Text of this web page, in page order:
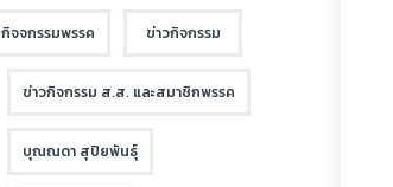
กิจจกรรมพรรค ข่าวกิจกรรม
ข่าวกิจกรรม ส.ส. และสมาชิกพรรค
บุณณดา สุปิยพันธุ์